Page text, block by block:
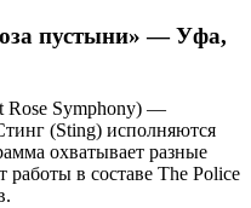
пустыни» — Уфа,
Rose Symphony) —
(Sting) исполняются
охватывает разные
работы в составе The Police